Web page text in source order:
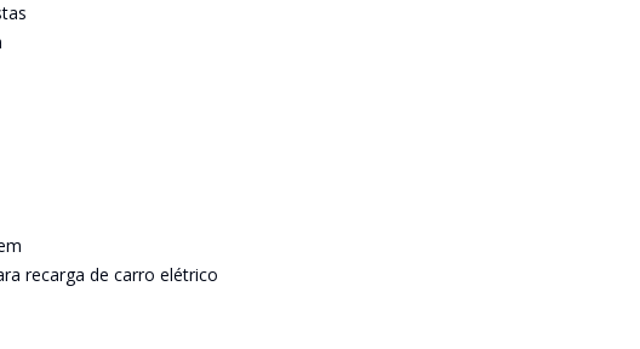
recarga de carro elétrico